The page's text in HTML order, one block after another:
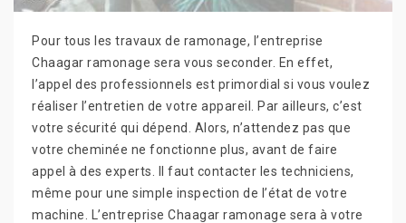
Pour tous les travaux de ramonage, l’entreprise
Chaagar ramonage sera vous seconder. En effet,
l’appel des professionnels est primordial si vous voulez
réaliser l’entretien de votre appareil. Par ailleurs, c’est
votre sécurité qui dépend. Alors, n’attendez pas que
votre cheminée ne fonctionne plus, avant de faire
appel à des experts. Il faut contacter les techniciens,
même pour une simple inspection de l’état de votre
machine. L’entreprise Chaagar ramonage sera à votre